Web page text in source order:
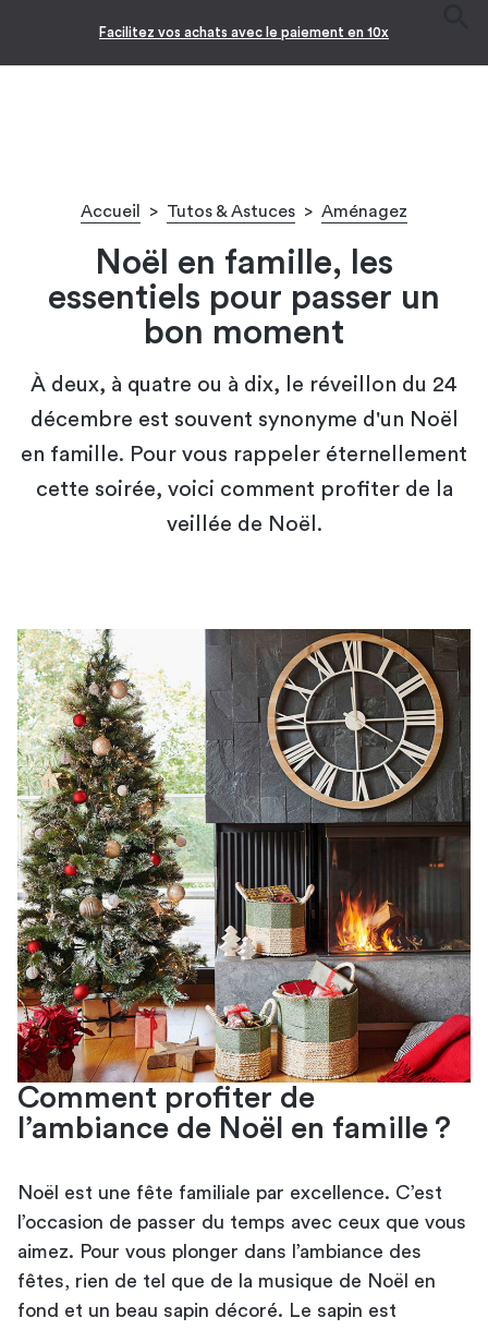
Facilitez vos achats avec le paiement en 10x
Accueil > Tutos & Astuces > Aménagez
Noël en famille, les
essentiels pour passer un
bon moment
À deux, à quatre ou à dix, le réveillon du 24
décembre est souvent synonyme d'un Noël
en famille. Pour vous rappeler éternellement
cette soirée, voici comment profiter de la
veillée de Noël.
Comment profiter de
l’ambiance de Noël en famille ?
Noël est une fête familiale par excellence. C’est
l’occasion de passer du temps avec ceux que vous
aimez. Pour vous plonger dans l’ambiance des
fêtes, rien de tel que de la musique de Noël en
fond et un beau sapin décoré. Le sapin est